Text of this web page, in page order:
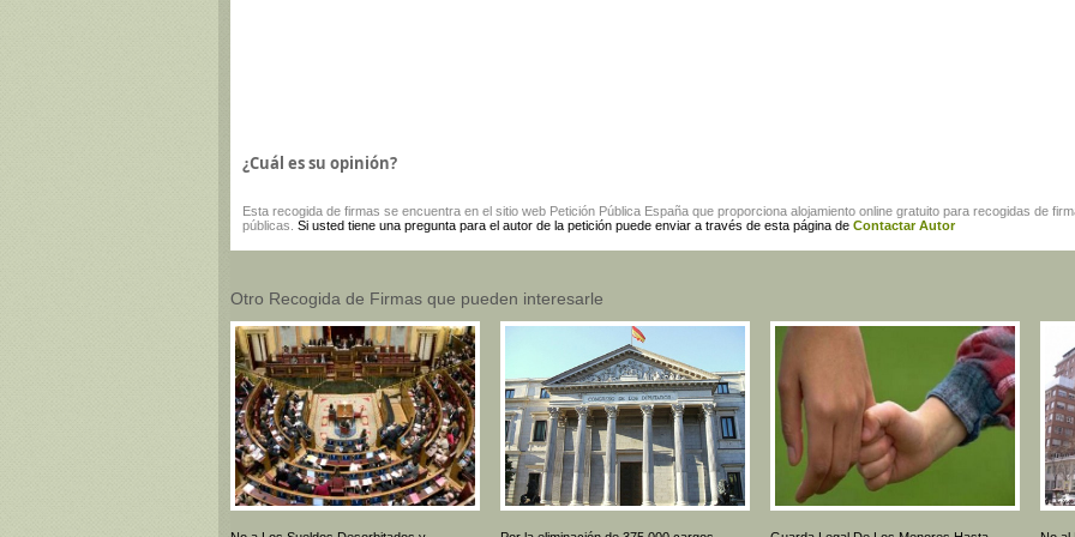
¿Cuál es su opinión?
Esta recogida de firmas se encuentra en el sitio web Petición Pública España que proporciona alojamiento online gratuito para recogidas de
públicas. Si usted tiene una pregunta para el autor de la petición puede enviar a través de esta página de Contactar Autor
Otro Recogida de Firmas que pueden interesarle